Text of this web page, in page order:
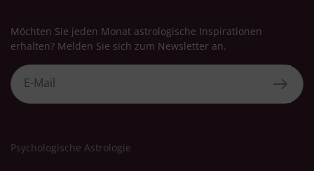
Möchten Sie jeden Monat astrologische Inspirationen
erhalten? Melden Sie sich zum Newsletter an.
Psychologische Astrologie